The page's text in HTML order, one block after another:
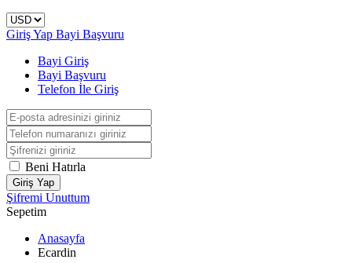
Giriş Yap Bayi Başvuru
Bayi Giriş
Bayi Başvuru
Telefon İle Giriş
Beni Hatırla
Giriş Yap
Şifremi Unuttum
Sepetim
Anasayfa
Ecardin